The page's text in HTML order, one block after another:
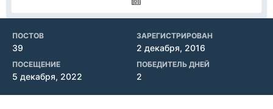
ПОСТОВ
39
ЗАРЕГИСТРИРОВАН
2 декабря, 2016
ПОСЕЩЕНИЕ
5 декабря, 2022
ПОБЕДИТЕЛЬ ДНЕЙ
2